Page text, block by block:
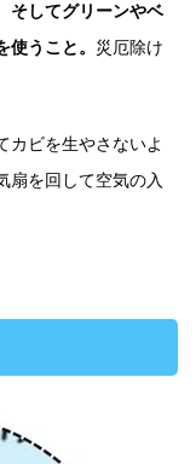
そしてグリーンやベ
うこと。 災厄除け
カビを生やさないよ
扇を回して空気の入